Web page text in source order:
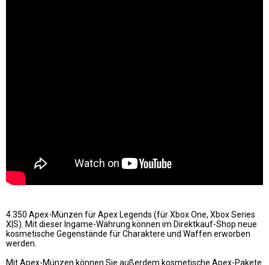
4.350 Apex-Münzen für Apex Legends (für Xbox One, Xbox Series
X|S). Mit dieser Ingame-Währung können im Direktkauf-Shop neue
kosmetische Gegenstände für Charaktere und Waffen erworben
werden.
Mit Apex-Münzen können Sie außerdem kosmetische Apex-Pakete